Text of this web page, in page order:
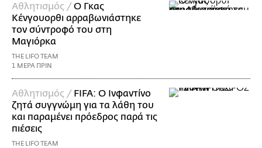
Αθλητισμός /Ο Γκας
Κένγουορθι αρραβωνιάστηκε
τον σύντροφό του στη
Μαγιόρκα
THE LIFO TEAM
1 ΜΕΡΑ ΠΡΙΝ
Αθλητισμός / FIFA: Ο Ινφαντίνο
ζητά συγγνώμη για τα λάθη του
και παραμένει πρόεδρος παρά τις
πιέσεις
THE LIFO TEAM